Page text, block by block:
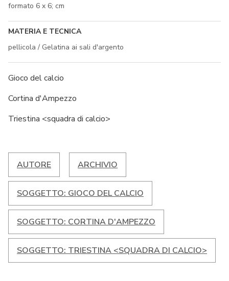
formato 6 x 6; cm
MATERIA E TECNICA
pellicola / Gelatina ai sali d'argento
Gioco del calcio
Cortina d'Ampezzo
Triestina <squadra di calcio>
AUTORE ARCHIVIO
SOGGETTO: GIOCO DEL CALCIO
SOGGETTO: CORTINA D'AMPEZZO
SOGGETTO: TRIESTINA <SQUADRA DI CALCIO>